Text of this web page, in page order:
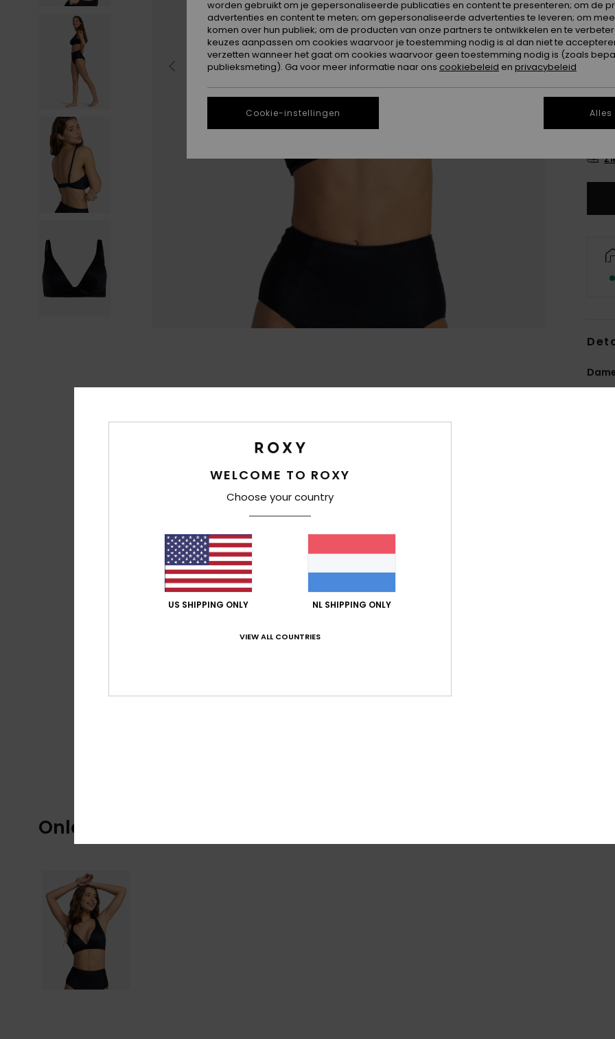
Kleur
Onlangs bekeken
WELCOME TO ROXY
Choose your country
US SHIPPING ONLY NL SHIPPING ONLY
VIEW ALL COUNTRIES
worden gebruikt om je gepersonaliseerde publicaties en content te presenteren; om de
advertenties en content te meten; om gepersonaliseerde advertenties te leveren; om
komen over hun publiek; om de producten van onze partners te ontwikkelen en te
keuzes aanpassen om cookies waarvoor je toestemming nodig is al dan niet te
verzetten wanneer het gaat om cookies waarvoor geen toestemming nodig is (zoals
publieksmeting). Ga voor meer informatie naar ons cookiebeleid en privacybeleid
Cookie-instellingen Alles